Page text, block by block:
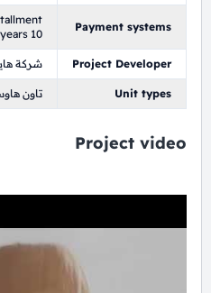
Payment systems
years 10
Project Developer شركة
Unit types تاون
Project video